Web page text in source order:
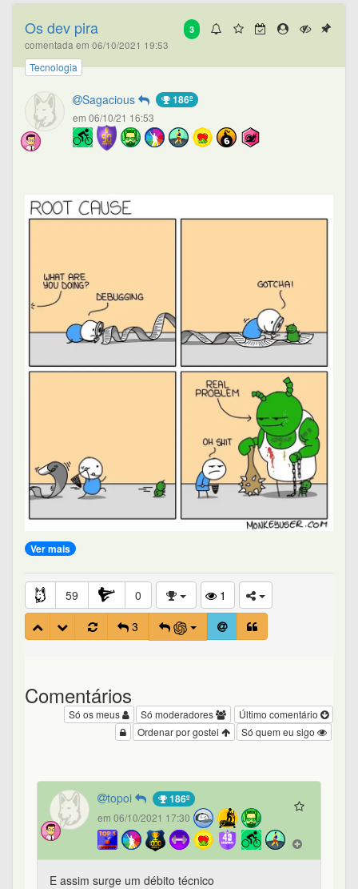
3
Os dev pira
comentada em 06/10/2021 19:53
Tecnologia
Sagacious 186º
em 06/10/21 16:53
Ver mais
59 0
1
3
Comentários
Último comentário
Só moderadores
Só os meus
Só quem eu sigo
Ordenar por gostei
topoi 186º
em 06/10/2021 17:30
E assim surge um débito técnico